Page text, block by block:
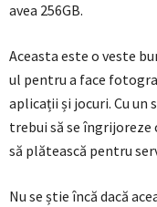
avea 256GB.
Aceasta este o veste
ul pentru a face
aplicații și jocuri. Cu un
trebui să se îngrijoreze
să plătească pentru
Nu se știe încă dacă